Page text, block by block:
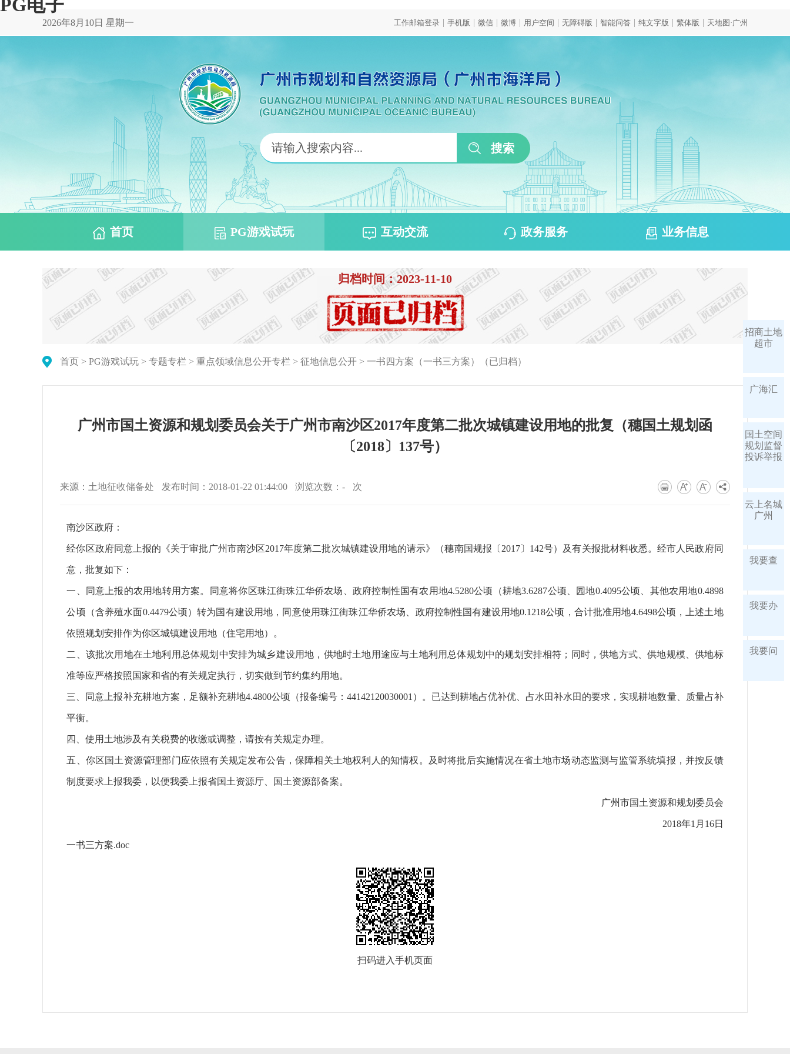
PG电子
2026年8月10日 星期一 工作邮箱登录 | 手机版 | 微信 | 微博 | 用户空间 | 无障碍版 | 智能问答 | 纯文字版 | 繁体版 | 天地图·广州
首页 PG游戏试玩 互动交流 政务服务 业务信息
归档时间：2023-11-10
首页 > PG游戏试玩 > 专题专栏 > 重点领域信息公开专栏 > 征地信息公开 > 一书四方案（一书三方案）（已归档）
广州市国土资源和规划委员会关于广州市南沙区2017年度第二批次城镇建设用地的批复（穗国土规划函
〔2018〕137号）
来源：土地征收储备处 发布时间：2018-01-22 01:44:00 浏览次数： - 次
南沙区政府：
经你区政府同意上报的《关于审批广州市南沙区2017年度第二批次城镇建设用地的请示》（穗南国规报〔2017〕142号）及有关报批材料收悉。经市人民政府同
意，批复如下：
一、同意上报的农用地转用方案。同意将你区珠江街珠江华侨农场、政府控制性国有农用地4.5280公顷（耕地3.6287公顷、园地0.4095公顷、其他农用地0.4898
公顷（含养殖水面0.4479公顷）转为国有建设用地，同意使用珠江街珠江华侨农场、政府控制性国有建设用地0.1218公顷，合计批准用地4.6498公顷，上述土地
依照规划安排作为你区城镇建设用地（住宅用地）。
二、该批次用地在土地利用总体规划中安排为城乡建设用地，供地时土地用途应与土地利用总体规划中的规划安排相符；同时，供地方式、供地规模、供地标
准等应严格按照国家和省的有关规定执行，切实做到节约集约用地。
三、同意上报补充耕地方案，足额补充耕地4.4800公顷（报备编号：44142120030001）。已达到耕地占优补优、占水田补水田的要求，实现耕地数量、质量占补
平衡。
四、使用土地涉及有关税费的收缴或调整，请按有关规定办理。
五、你区国土资源管理部门应依照有关规定发布公告，保障相关土地权利人的知情权。及时将批后实施情况在省土地市场动态监测与监管系统填报，并按反馈
制度要求上报我委，以便我委上报省国土资源厅、国土资源部备案。
广州市国土资源和规划委员会
2018年1月16日
一书三方案.doc
扫码进入手机页面
招商土地
超市
广海汇
国土空间
规划监督
投诉举报
云上名城
广州
我要查
我要办
我要问